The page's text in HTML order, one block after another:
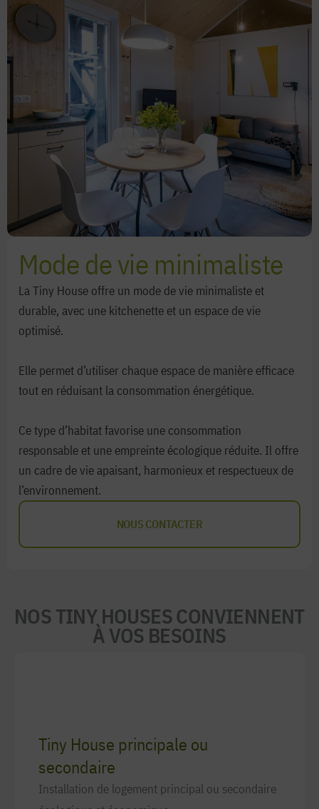
Mode de vie minimaliste
La Tiny House offre un mode de vie minimaliste et
durable, avec une kitchenette et un espace de vie
optimisé.
Elle permet d’utiliser chaque espace de manière efficace
tout en réduisant la consommation énergétique.
Ce type d’habitat favorise une consommation
responsable et une empreinte écologique réduite. Il offre
un cadre de vie apaisant, harmonieux et respectueux de
l’environnement.
NOUS CONTACTER
NOS TINY HOUSES CONVIENNENT
À VOS BESOINS
Tiny House principale ou
secondaire
Installation de logement principal ou secondaire